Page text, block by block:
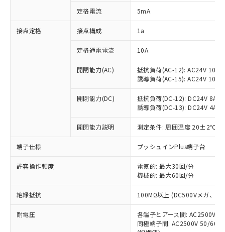
定格電流 5mA
接点定格 接点構成 1a
定格通電電流 10A
開閉能力(AC)
抵抗負荷(AC-12): AC24V 10A/
誘導負荷(AC-15): AC24V
開閉能力(DC)
抵抗負荷(DC-12): DC24V 8A/
誘導負荷(DC-13): DC24V 4A/
開閉能力説明 測定条件: 周囲温度 20±2℃、
端子仕様 プッシュインPlus端子台
許容操作頻度
電気的: 最大30回/分
機械的: 最大60回/分
絶縁抵抗 100MΩ以上 (DC500Vメガ、点
耐電圧
各端子とアース間: AC2500V
同極端子間: AC2500V 50/
ご利用条件
以下の条件をお読みいただき、同意のうえ
本サービスは、当社制御機器事業取扱
商品の当社在庫状況および標準価格
(税抜)を提供させていただくもので
当社制御機器事業取扱商品の中には、
ことをご了承ください。
在庫状況および標準価格照会結果は、
記載している更新日時点での社内デー
タに基づき作成されるものであり、閲
覧された時点での実際の在庫および標
準価格とは異なる場合があることをご
対応済み：EU RoHS指令（10物質）の
非含有に対応した製品が提供可能な商品で
す。
対応予定：EU RoHS指令（10物質）の非含
有に対応した製品に切り替える予定のある
対応予定なし：EU RoHS指令（10物質）の
非含有に非対応の商品で、対応品を出す予
調査・確認中：EU RoHS指令（10物質）の
非含有の対応状況を調査中または確認中の
非該当品：ライセンス料など無形物で、有
害物質有無と関係のない商品です。
仕入先様の事情により、非含有部品として
いたものが、含有品と判明した場合などや
むを得ず変更することがあります。
*EU RoHS指令（10物質）：
鉛(Pb) 1000ppm以下、 水銀(Hg) 1000ppm以下、 カド
六価クロム(Cr(Ⅵ)) 1000ppm以下、ポリ臭化ビフェニル
類(PBB) 1000ppm以下、ポリ臭化ジフェニルエーテル類
「○」：最大均質材料含有率が中国RoHSの
基準値以下であることを示します。
「×」：最大均質材料含有率が中国RoHSの
基準値を超えていることを示します。
「－」：未確認です。当社販売部門へお問
*中国RoHS10物質の基準値 (GB/T26572)：
Pb(鉛) :1000ppm、 Hg(水銀) : 1000ppm、 Cd(カドミウ
Cr(Ⅵ)(六価クロム) : 1000ppm、 PBBs(ポリ臭化ビフェ
当社は、これら貴社製品のうち、外国
為替および外国貿易法に定める商品
または国外への提供する場合は、日本
国政府の輸出許可(または役務取引許
可)を取得するなどの必要な手続きを